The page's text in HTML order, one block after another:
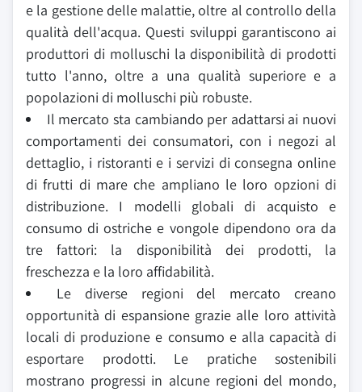
e la gestione delle malattie, oltre al controllo della
qualità dell'acqua. Questi sviluppi garantiscono ai
produttori di molluschi la disponibilità di prodotti
tutto l'anno, oltre a una qualità superiore e a
popolazioni di molluschi più robuste.
Il mercato sta cambiando per adattarsi ai nuovi
comportamenti dei consumatori, con i negozi al
dettaglio, i ristoranti e i servizi di consegna online
di frutti di mare che ampliano le loro opzioni di
distribuzione. I modelli globali di acquisto e
consumo di ostriche e vongole dipendono ora da
tre fattori: la disponibilità dei prodotti, la
freschezza e la loro affidabilità.
Le diverse regioni del mercato creano
opportunità di espansione grazie alle loro attività
locali di produzione e consumo e alla capacità di
esportare prodotti. Le pratiche sostenibili
mostrano progressi in alcune regioni del mondo,